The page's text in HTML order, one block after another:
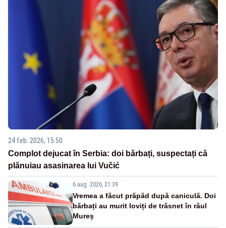
24 feb. 2026, 15:50
Complot dejucat în Serbia: doi bărbați, suspectați că
plănuiau asasinarea lui Vučić
6 aug. 2026, 21:39
Vremea a făcut prăpăd după caniculă. Doi
bărbați au murit loviți de trăsnet în râul
Mureș